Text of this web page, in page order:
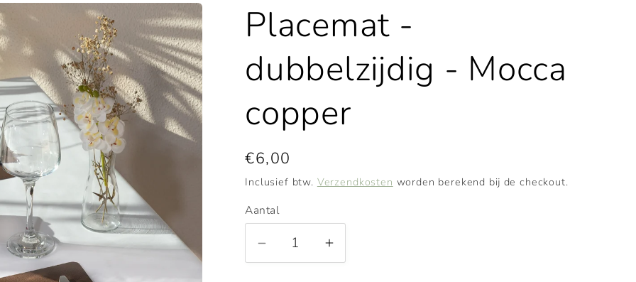
Placemat -
dubbelzijdig - Mocca
copper
Normale
prijs
€6,00
Inclusief btw. Verzendkosten worden berekend bij de checkout.
Aantal
Aantal
Aantal